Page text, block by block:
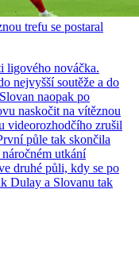
trefu se postaral
ligového nováčka.
nejvyšší soutěže a do
naopak po
naskočit na vítěznou
videorozhodčího zrušil
půle tak skončila
utkání
druhé půli, kdy se po
Dulay a Slovanu tak